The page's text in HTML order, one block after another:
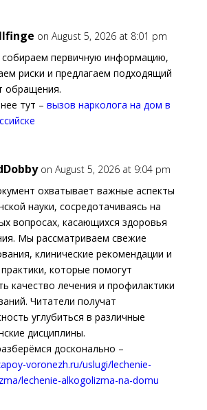
on August 5, 2026 at 8:01 pm
первичную информацию,
риски и предлагаем подходящий
обращения.
тут – вызов нарколога на дом в
on August 5, 2026 at 9:04 pm
охватывает важные аспекты
науки, сосредотачиваясь на
вопросах, касающихся здоровья
Мы рассматриваем свежие
клинические рекомендации и
которые помогут
качество лечения и профилактики
Читатели получат
углубиться в различные
дисциплины.
досконально –
voronezh.ru/uslugi/lechenie-
lechenie-alkogolizma-na-domu